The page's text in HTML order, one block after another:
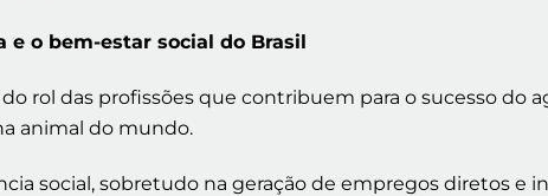
e o bem-estar social do Brasil
rol das profissões que contribuem para o sucesso do
animal do mundo.
social, sobretudo na geração de empregos diretos e